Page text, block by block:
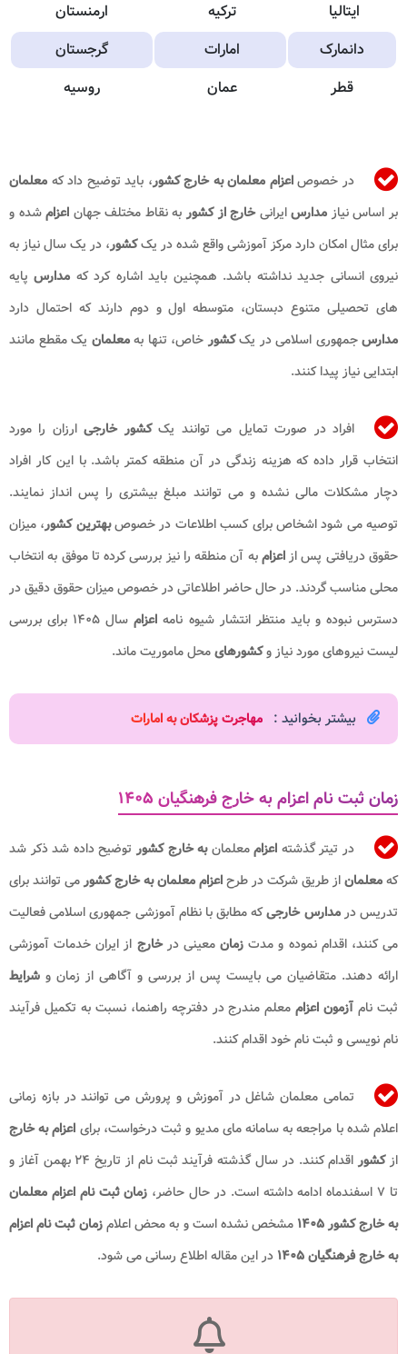
ایتالیا ترکیه
ارمنستان
دانمارک
امارات
گرجستان
قطر
عمان روسیه
در خصوصاعزام معلمان به خارج کشور، باید توضیح داد که معلمان
بر اساس نیاز مدارسایرانیخارج از کشوربه نقاط مختلف جهان اعزامشده و
برای مثال امکان دارد مرکز آموزشی واقع شده در یککشور، در یک سال نیاز به
نیروی انسانی جدید نداشته باشد. همچنین باید اشاره کرد که مدارس پایه
های تحصیلی متنوع دبستان، متوسطه اول و دوم دارند که احتمال دارد
مدارسجمهوری اسلامی در یککشورخاص، تنها بهمعلمان یک مقطع مانند
ابتدایی نیاز پیدا کنند.
افراد در صورت تمایل می توانند یککشور خارجیارزان را مورد
انتخاب قرار داده که هزینه زندگی در آن منطقه کمتر باشد. با این کار افراد
دچار مشکلات مالی نشده و می توانند مبلغ بیشتری را پس انداز نمایند.
توصیه می شود اشخاص برای کسب اطلاعات در خصوصبهترین کشور، میزان
حقوق دریافتی پس ازاعزامبه آن منطقه را نیز بررسی کرده تا موفق به انتخاب
محلی مناسب گردند. در حال حاضر اطلاعاتی در خصوص میزان حقوق دقیق در
دسترس نبوده و باید منتظر انتشار شیوه نامه اعزام
سال ۱۴۰۵ برای بررسی
لیست نیروهای مورد نیاز وکشورهایمحل ماموریت ماند.
بیشتر بخوانید : مهاجرت پزشکان به امارات
زمان ثبت نام اعزام به خارج فرهنگیان ۱۴۰۵
در تیتر گذشته اعزاممعلمانبه خارج کشور توضیح داده شد ذکر شد
کهمعلماناز طریق شرکت در طرحاعزام معلمان به خارج کشورمی توانند برای
تدریس درمدارس خارجیکه مطابق با نظام آموزشی جمهوری اسلامی فعالیت
می کنند، اقدام نموده و مدت زمانمعینی درخارج از ایران خدمات آموزشی
ارائه دهند. متقاضیان می‌ بایست پس از بررسی و آگاهی از زمان و شرایط
ثبت‌ نام آزمون اعزاممعلم مندرج در دفترچه راهنما، نسبت به تکمیل فرآیند
نام‌ نویسی و ثبت‌ نام خود اقدام کنند.
تمامی معلمان شاغل در آموزش‌ و پرورش می‌ توانند در بازه زمانی
اعلام‌ شده با مراجعه به سامانه مای مدیو و ثبت درخواست، برای اعزام به خارج
ازکشور
اقدام کنند. در سال گذشته فرآیند ثبت نام از تاریخ ۲۴ بهمن آغاز و
تا ۷ اسفندماه ادامه داشته است. در حال حاضر،
زمان ثبت نام اعزام معلمان
به خارج کشور ۱۴۰۵
مشخص نشده است و به محض اعلامزمان ثبت نام اعزام
به خارج فرهنگیان ۱۴۰۵
در این مقاله اطلاع رسانی می شود.